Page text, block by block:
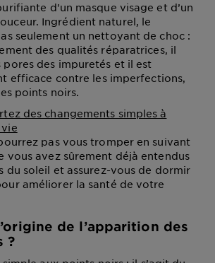
d'un masque visage et d’un
Ingrédient naturel, le
seulement un nettoyant de choc :
des qualités réparatrices, il
pores des impuretés et il est
efficace contre les imperfections,
points noirs.
des changements simples à
pas vous tromper en suivant
vous avez sûrement déjà entendus
du soleil et assurez-vous de dormir
améliorer la santé de votre
de l’apparition des
?